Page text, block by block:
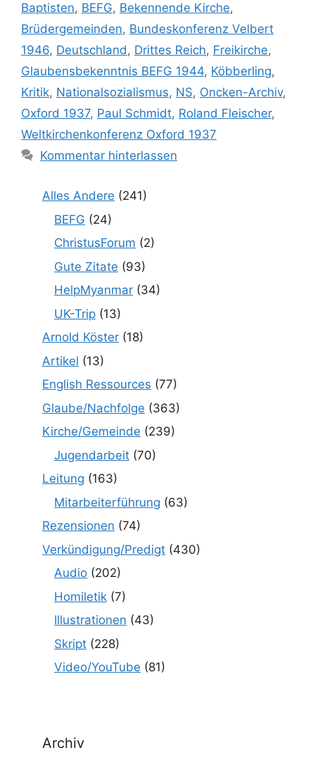
Baptisten, BEFG, Bekennende Kirche,
Brüdergemeinden, Bundeskonferenz Velbert
1946, Deutschland, Drittes Reich, Freikirche,
Glaubensbekenntnis BEFG 1944, Köbberling,
Kritik, Nationalsozialismus, NS, Oncken-Archiv,
Oxford 1937, Paul Schmidt, Roland Fleischer,
Weltkirchenkonferenz Oxford 1937
Kommentar hinterlassen
Alles Andere (241)
BEFG (24)
ChristusForum (2)
Gute Zitate (93)
HelpMyanmar (34)
UK-Trip (13)
Arnold Köster (18)
Artikel (13)
English Ressources (77)
Glaube/Nachfolge (363)
Kirche/Gemeinde (239)
Jugendarbeit (70)
Leitung (163)
Mitarbeiterführung (63)
Rezensionen (74)
Verkündigung/Predigt (430)
Audio (202)
Homiletik (7)
Illustrationen (43)
Skript (228)
Video/YouTube (81)
Archiv